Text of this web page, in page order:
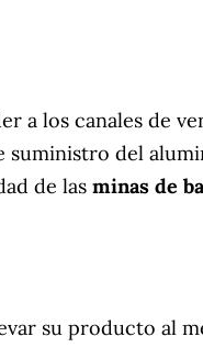
a los canales de
suministro del
de las minas de
su producto al